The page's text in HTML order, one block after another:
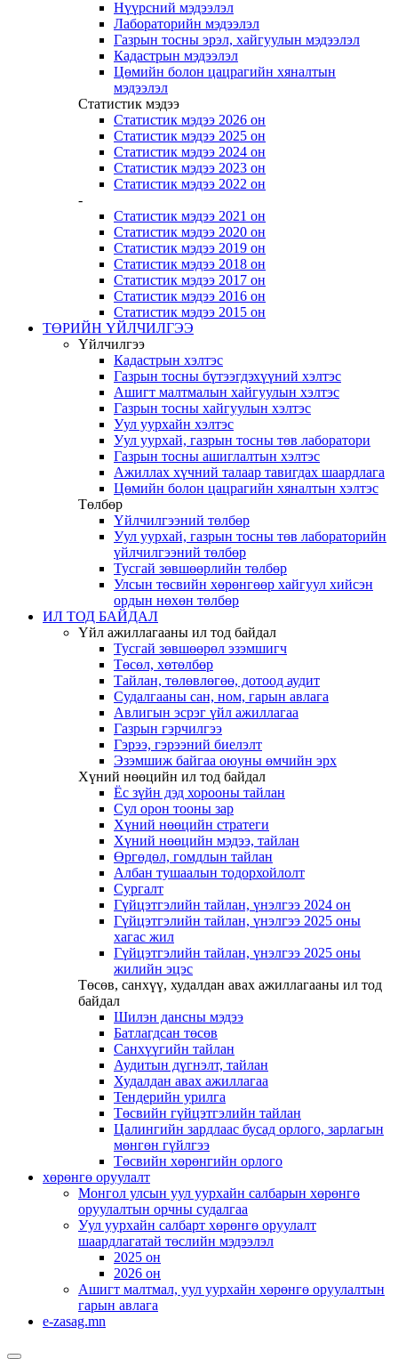
Нүүрсний мэдээлэл
Лабораторийн мэдээлэл
Газрын тосны эрэл, хайгуулын мэдээлэл
Кадастрын мэдээлэл
Цөмийн болон цацрагийн хяналтын
мэдээлэл
Статистик мэдээ
Статистик мэдээ 2026 он
Статистик мэдээ 2025 он
Статистик мэдээ 2024 он
Статистик мэдээ 2023 он
Статистик мэдээ 2022 он
-
Статистик мэдээ 2021 он
Статистик мэдээ 2020 он
Статистик мэдээ 2019 он
Статистик мэдээ 2018 он
Статистик мэдээ 2017 он
Статистик мэдээ 2016 он
Статистик мэдээ 2015 он
ТӨРИЙН ҮЙЛЧИЛГЭЭ
Үйлчилгээ
Кадастрын хэлтэс
Газрын тосны бүтээгдэхүүний хэлтэс
Ашигт малтмалын хайгуулын хэлтэс
Газрын тосны хайгуулын хэлтэс
Уул уурхайн хэлтэс
Уул уурхай, газрын тосны төв лаборатори
Газрын тосны ашиглалтын хэлтэс
Ажиллах хүчний талаар тавигдах шаардлага
Цөмийн болон цацрагийн хяналтын хэлтэс
Төлбөр
Үйлчилгээний төлбөр
Уул уурхай, газрын тосны төв лабораторийн
үйлчилгээний төлбөр
Тусгай зөвшөөрлийн төлбөр
Улсын төсвийн хөрөнгөөр хайгуул хийсэн
ордын нөхөн төлбөр
ИЛ ТОД БАЙДАЛ
Үйл ажиллагааны ил тод байдал
Тусгай зөвшөөрөл эзэмшигч
Төсөл, хөтөлбөр
Тайлан, төлөвлөгөө, дотоод аудит
Судалгааны сан, ном, гарын авлага
Авлигын эсрэг үйл ажиллагаа
Газрын гэрчилгээ
Гэрээ, гэрээний биелэлт
Эзэмшиж байгаа оюуны өмчийн эрх
Хүний нөөцийн ил тод байдал
Ёс зүйн дэд хорооны тайлан
Сул орон тооны зар
Хүний нөөцийн стратеги
Хүний нөөцийн мэдээ, тайлан
Өргөдөл, гомдлын тайлан
Албан тушаалын тодорхойлолт
Сургалт
Гүйцэтгэлийн тайлан, үнэлгээ 2024 он
Гүйцэтгэлийн тайлан, үнэлгээ 2025 оны
хагас жил
Гүйцэтгэлийн тайлан, үнэлгээ 2025 оны
жилийн эцэс
Төсөв, санхүү, худалдан авах ажиллагааны ил тод
байдал
Шилэн дансны мэдээ
Батлагдсан төсөв
Санхүүгийн тайлан
Аудитын дүгнэлт, тайлан
Худалдан авах ажиллагаа
Тендерийн урилга
Төсвийн гүйцэтгэлийн тайлан
Цалингийн зардлаас бусад орлого, зарлагын
мөнгөн гүйлгээ
Төсвийн хөрөнгийн орлого
хөрөнгө оруулалт
Монгол улсын уул уурхайн салбарын хөрөнгө
оруулалтын орчны судалгаа
Уул уурхайн салбарт хөрөнгө оруулалт
шаардлагатай төслийн мэдээлэл
2025 он
2026 он
Ашигт малтмал, уул уурхайн хөрөнгө оруулалтын
гарын авлага
e-zasag.mn